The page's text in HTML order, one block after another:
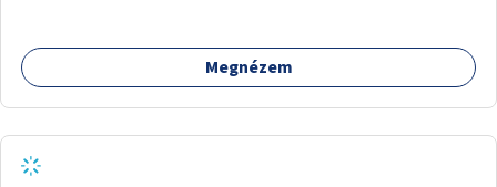
például rajzokkal, kérdésekkel, üzenetküldési lehetőséggel
vagy akciónapokkal – bérleti és közüzemi díjak nélkül, a
Megnézem